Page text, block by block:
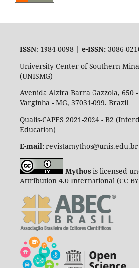
ISSN: 1984-0098 | e-ISSN:3086-
University Center of Southern
(UNISMG)
Avenida Alzira Barra Gazzola, 650
Varginha - MG, 37031-099. Brazil
Qualis-CAPES 2021-2024 - B2
Education)
E-mail:revistamythos@unis.edu.br
Mythosis licensed
Attribution 4.0 International (CC